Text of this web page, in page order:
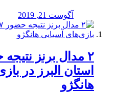
آگوست 21, 2019
استان البرز در
هانگژو